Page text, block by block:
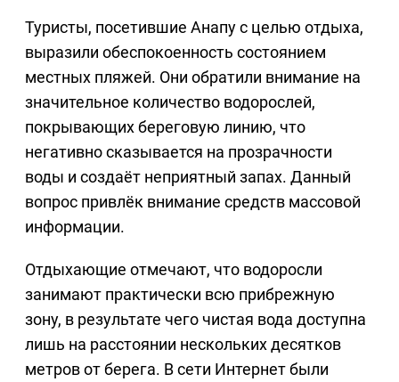
Туристы, посетившие Анапу с целью отдыха,
выразили обеспокоенность состоянием
местных пляжей. Они обратили внимание на
значительное количество водорослей,
покрывающих береговую линию, что
негативно сказывается на прозрачности
воды и создаёт неприятный запах. Данный
вопрос привлёк внимание средств массовой
информации.
Отдыхающие отмечают, что водоросли
занимают практически всю прибрежную
зону, в результате чего чистая вода доступна
лишь на расстоянии нескольких десятков
метров от берега. В сети Интернет были